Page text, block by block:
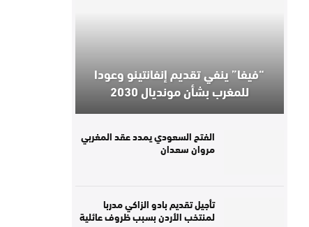
“فيفا” ينفي تقديم إنفانتينو وعودا
للمغرب بشأن مونديال 2030
الفتح السعودي يمدد عقد المغربي
مروان سعدان
تأجيل تقديم بادو الزاكي مدربا
لمنتخب الأردن بسبب ظروف عائلية